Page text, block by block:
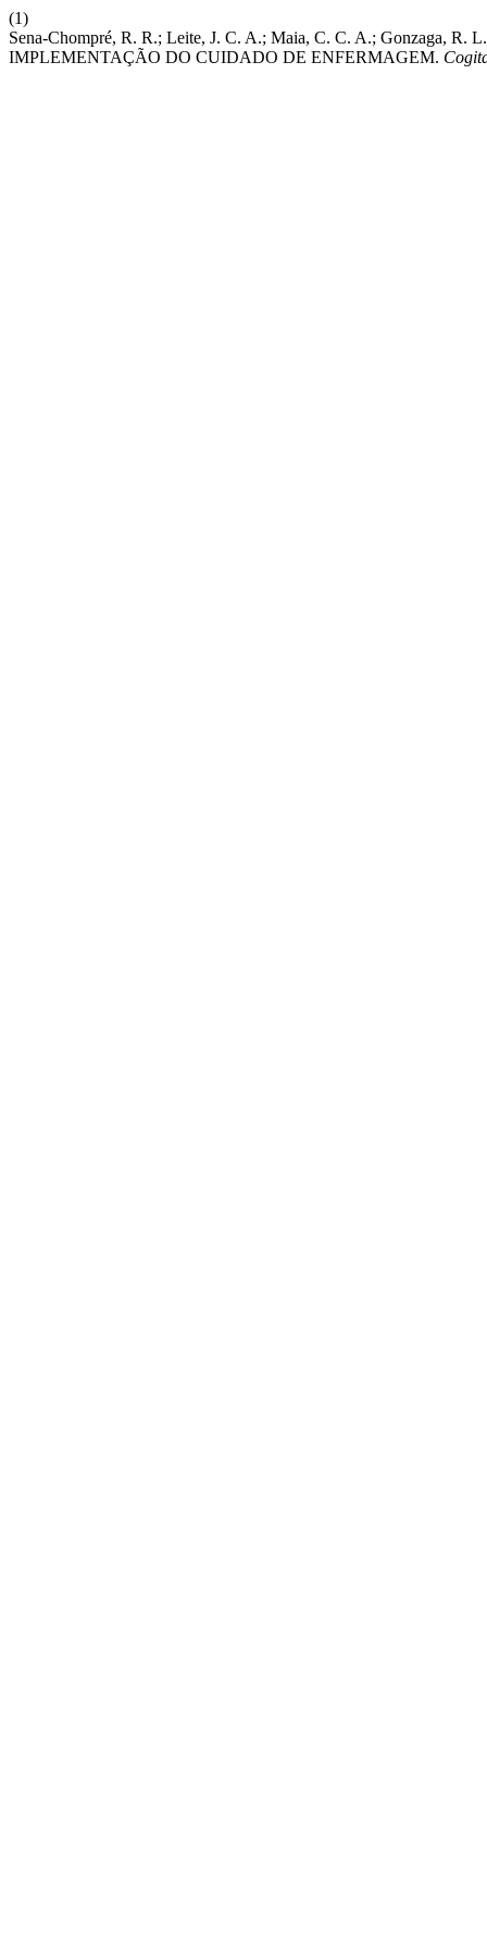
(1)
Sena-Chompré, R. R.; Leite, J. C. A.; Maia, C. C. A.; Gonzaga,
IMPLEMENTAÇÃO DO CUIDADO DE ENFERMAGEM.